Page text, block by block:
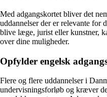
Med adgangskortet bliver det
uddannelser der er relevante for
blive læge, jurist eller kunstner,
over dine muligheder.
Opfylder engelsk
Flere og flere uddannelser i
undervisningsforløb og kræver